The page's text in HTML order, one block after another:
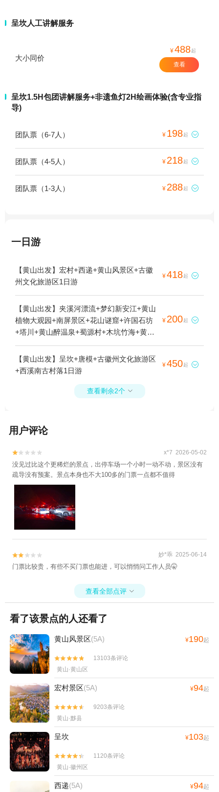
呈坎人工讲解服务
大小同价
¥488起
查看
呈坎1.5H包团讲解服务+非遗鱼灯2H绘画体验(含专业指
导)
团队票（6-7人） ¥ 198起 
团队票（4-5人） ¥ 218起 
团队票（1-3人） ¥ 288起 
一日游
【黄山出发】宏村+西递+黄山风景区+古徽
州文化旅游区1日游
¥418起 
【黄山出发】夹溪河漂流+梦幻新安江+黄山
植物大观园+南屏景区+花山谜窟+许国石坊
+塔川+黄山醉温泉+蜀源村+木坑竹海+黄山
天湖景区+新安江山水画廊+呈坎+屯溪老街
+唐模+翡翠谷+牯牛降风景区+太平湖+黄山
丰乐湖风景区+宏村景区+徽州古城+新安江
山风景区+九龙瀑+光明顶+域见秀里·水镇+屏
岭+徽州大峡谷+黄山-温泉景区+黄山野生猴
谷景区+卢村+牯牛降九龙+牯牛降历溪+黄山
黄帝源+杨家寨+养生河漂流+东黄山旅游度
假区+香溪漂流+黄山门+黄山云谷索道+斗山
街+新安江滨水旅游景区+芙蓉谷+新安江月
亮岛+《宏村阿菊》实景演出+横江山水竹筏
+西海大峡谷+黄山新安人家酒楼+洞天湾风
景区+新安江塔坑三口柑橘园+新安江水世界
+新安江国画长廊游船+棠樾牌坊群鲍家花园
+北京D-life礼堂+寒武纪石林景区+合肥万普
区+阳产土楼+黄山风景区太平索道+黄山白
云宾馆+黄山北海宾馆+黄山本地玩乐+黄山
村冰雪世界+黄山市徽州雕刻博物馆+岭南景
区+新安江激情水世界+黄山宏村国际滑翔伞
基地+太平湖峡谷漂流+宏村-画桥+新安江景
区《江清月近人》实景演艺+西汉广德王国古
都+黄山屯之谷景区+黄山市城市展示馆+黄
山不夜城+漫溪里游乐园+稽灵山欢乐世界
+五溪山大峡谷+黄山宏村国际滑翔伞基地(宏
村大同动力伞基地)+新安江+梦幻新安江夜游
码头+西递石林水世界+徽州府衙+新安江+齐
云山自由家营地+黄山徽秀1日游
¥ 200起 
【黄山出发】呈坎+唐模+古徽州文化旅游区
+西溪南古村落1日游
¥450起 
查看剩余2个 
用户评论

 x*7 2026-05-02
没见过比这个更稀烂的景点，出停车场一个小时一动不动，景区没有
疏导没有预案。景点本身也不大100多的门票一点都不值得

 妙*乖 2025-06-14
门票比较贵，有些不买门票也能进，可以悄悄问工作人员🤫
查看全部点评 
看了该景点的人还看了
黄山风景区(5A) ¥190起


13103条评论
黄山·黄山区
宏村景区(5A) ¥94起


9203条评论
黄山·黟县
呈坎 ¥103起


1120条评论
黄山·徽州区
西递(5A) ¥94起